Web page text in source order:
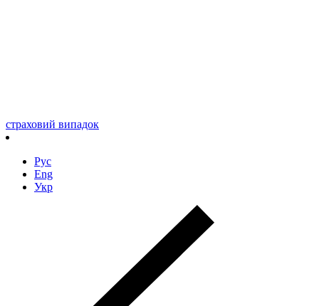
страховий випадок
Рус
Eng
Укр